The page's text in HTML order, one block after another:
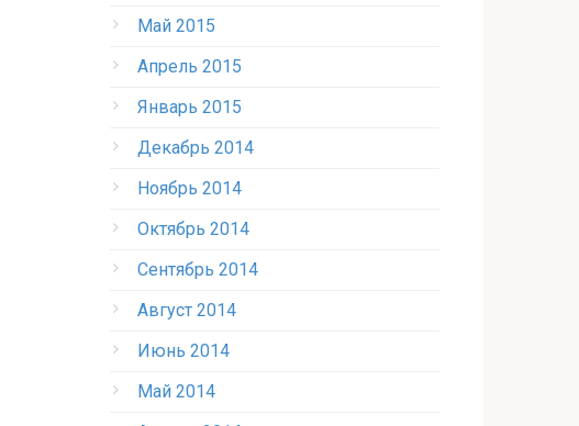
Май 2015
Апрель 2015
Январь 2015
Декабрь 2014
Ноябрь 2014
Октябрь 2014
Сентябрь 2014
Август 2014
Июнь 2014
Май 2014